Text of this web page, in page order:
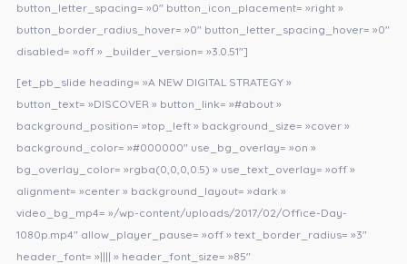
button_letter_spacing= »0″ button_icon_placement= »right »
button_border_radius_hover= »0″ button_letter_spacing_hover= »0″
disabled= »off » _builder_version= »3.0.51″]
[et_pb_slide heading= »A NEW DIGITAL STRATEGY »
button_text= »DISCOVER » button_link= »#about »
background_position= »top_left » background_size= »cover »
background_color= »#000000″ use_bg_overlay= »on »
bg_overlay_color= »rgba(0,0,0,0.5) » use_text_overlay= »off »
alignment= »center » background_layout= »dark »
video_bg_mp4= »/wp-content/uploads/2017/02/Office-Day-
1080p.mp4″ allow_player_pause= »off » text_border_radius= »3″
header_font= »|||| » header_font_size= »85″